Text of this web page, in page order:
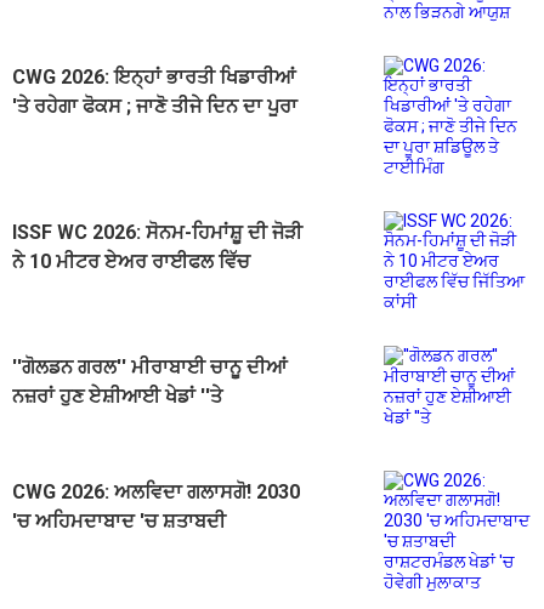
CWG 2026: ਇਨ੍ਹਾਂ ਭਾਰਤੀ ਖਿਡਾਰੀਆਂ
'ਤੇ ਰਹੇਗਾ ਫੋਕਸ ; ਜਾਣੋ ਤੀਜੇ ਦਿਨ ਦਾ ਪੂਰਾ
ISSF WC 2026: ਸੋਨਮ-ਹਿਮਾਂਸ਼ੂ ਦੀ ਜੋੜੀ
ਨੇ 10 ਮੀਟਰ ਏਅਰ ਰਾਈਫਲ ਵਿੱਚ
''ਗੋਲਡਨ ਗਰਲ'' ਮੀਰਾਬਾਈ ਚਾਨੂ ਦੀਆਂ
ਨਜ਼ਰਾਂ ਹੁਣ ਏਸ਼ੀਆਈ ਖੇਡਾਂ ''ਤੇ
CWG 2026: ਅਲਵਿਦਾ ਗਲਾਸਗੋ! 2030
'ਚ ਅਹਿਮਦਾਬਾਦ 'ਚ ਸ਼ਤਾਬਦੀ